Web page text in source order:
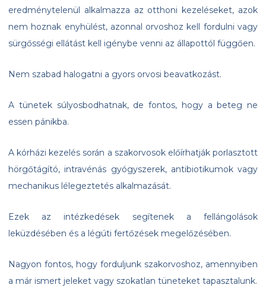
eredménytelenül alkalmazza az otthoni kezeléseket, azok
nem hoznak enyhülést, azonnal orvoshoz kell fordulni vagy
sürgősségi ellátást kell igénybe venni az állapottól függően.
Nem szabad halogatni a gyors orvosi beavatkozást.
A tünetek súlyosbodhatnak, de fontos, hogy a beteg ne
essen pánikba.
A kórházi kezelés során a szakorvosok előírhatják porlasztott
hörgőtágító, intravénás gyógyszerek, antibiotikumok vagy
mechanikus lélegeztetés alkalmazását.
Ezek az intézkedések segítenek a fellángolások
leküzdésében és a légúti fertőzések megelőzésében.
Nagyon fontos, hogy forduljunk szakorvoshoz, amennyiben
a már ismert jeleket vagy szokatlan tüneteket tapasztalunk.